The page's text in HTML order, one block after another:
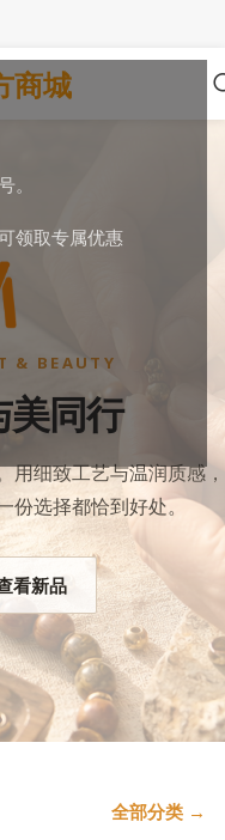
。
领取专属优惠
商城
& BEAUTY
美同行
用细致工艺与温润质感，
份选择都恰到好处。
看新品
全部分类 →